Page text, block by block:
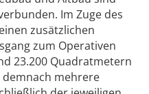
Im Zuge des
zusätzlichen
zum Operativen
23.200 Quadratmetern
demnach mehrere